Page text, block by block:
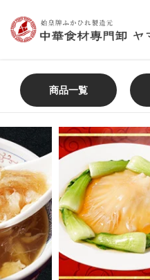
キ
ッ
プ
す
る
商品一覧